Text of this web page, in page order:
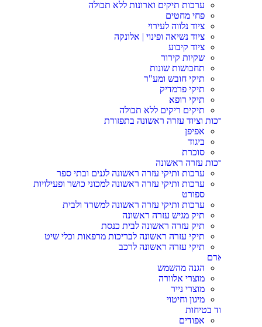
ערכות תיקים וארונות ללא תכולה
פחי מחטים
ציוד נלווה לעירוי
ציוד נשיאה ופינוי | אלונקה
ציוד קיבוע
שקיות קירור
תחבושות שונות
תיקי חובש ומע"ר
תיקי פרמדיק
תיקי רופא
תיקים ריקים ללא תכולה
וציוד עזרה ראשונה בתפזורת
עזרה ראשונה
ערכות ותיקי עזרה ראשונה לגנים ובתי ספר
ערכות ותיקי עזרה ראשונה למכוני כושר ופעילויות
ערכות ותיקי עזרה ראשונה למשרד ולבית
תיק מגיש עזרה ראשונה
תיק עזרה ראשונה לבית כנסת
תיקי עזרה ראשונה לבריכות מרפאות וכלי שיט
תיקי עזרה ראשונה לרכב
הגנה מהשמש
מוצרי אלוורה
מוצרי נייר
מיגון וחיטוי